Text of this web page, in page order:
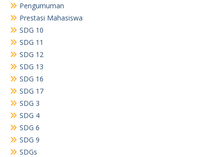
Pengumuman
Prestasi Mahasiswa
SDG 10
SDG 11
SDG 12
SDG 13
SDG 16
SDG 17
SDG 3
SDG 4
SDG 6
SDG 9
SDGs